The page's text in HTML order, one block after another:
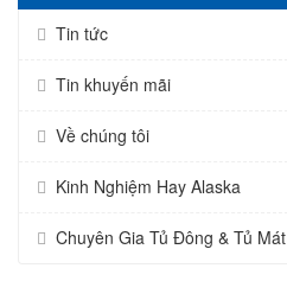
Tin tức
Tin khuyến mãi
Về chúng tôi
Kinh Nghiệm Hay Alaska
Chuyên Gia Tủ Đông & Tủ Mát